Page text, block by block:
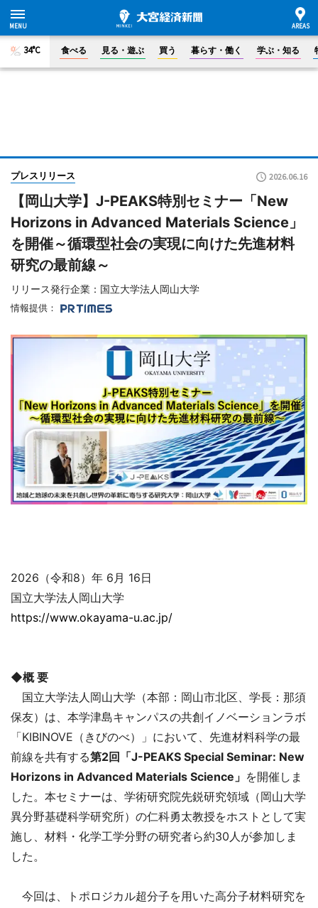
34°C 食べる 見る・遊ぶ 買う 暮らす・働く 学ぶ・知る
プレスリリース 2026.06.16
【岡山大学】J-PEAKS特別セミナー「New
Horizons in Advanced Materials Science」
を開催～循環型社会の実現に向けた先進材料
研究の最前線～
リリース発行企業：国立大学法人岡山大学
情報提供：
2026（令和8）年 6月 16日
国立大学法人岡山大学
https://www.okayama-u.ac.jp/
◆概 要
国立大学法人岡山大学（本部：岡山市北区、学長：那須
保友）は、本学津島キャンパスの共創イノベーションラボ
「KIBINOVE（きびのべ）」において、先進材料科学の最
前線を共有する第2回「J-PEAKS Special Seminar: New
Horizons in Advanced Materials Science」 を開催しま
した。本セミナーは、学術研究院先鋭研究領域（岡山大学
異分野基礎科学研究所）の仁科勇太教授をホストとして実
施し、材料・化学工学分野の研究者ら約30人が参加しま
した。
今回は、トポロジカル超分子を用いた高分子材料研究を